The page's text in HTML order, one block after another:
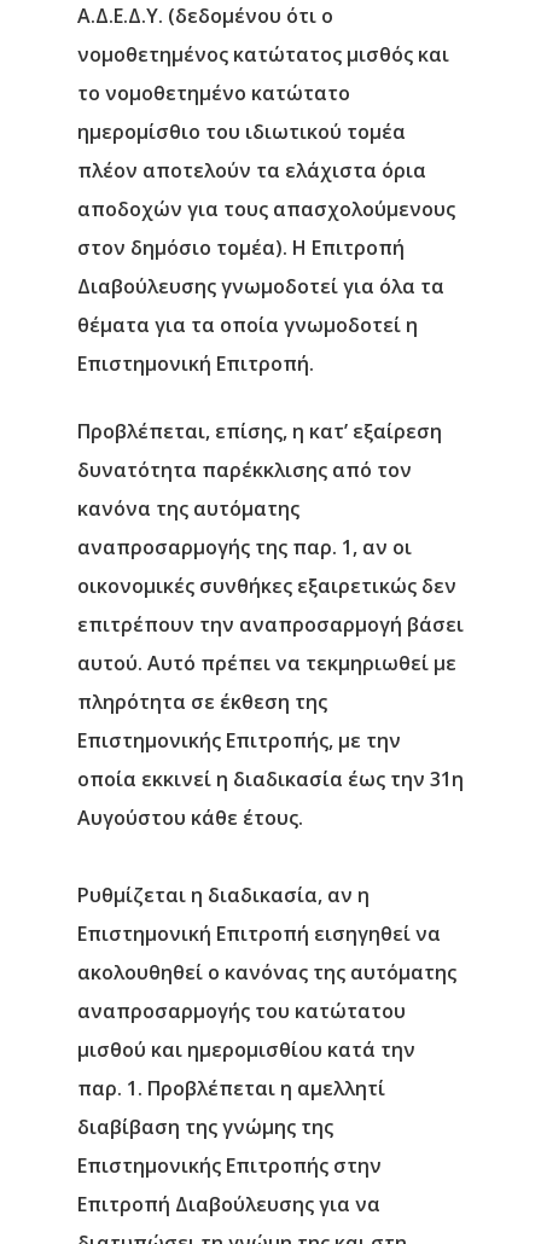
Α.Δ.Ε.Δ.Υ. (δεδομένου ότι ο
νομοθετημένος κατώτατος μισθός και
το νομοθετημένο κατώτατο
ημερομίσθιο του ιδιωτικού τομέα
πλέον αποτελούν τα ελάχιστα όρια
αποδοχών για τους απασχολούμενους
στον δημόσιο τομέα). H Επιτροπή
Διαβούλευσης γνωμοδοτεί για όλα τα
θέματα για τα οποία γνωμοδοτεί η
Επιστημονική Επιτροπή.
Προβλέπεται, επίσης, η κατ’ εξαίρεση
δυνατότητα παρέκκλισης από τον
κανόνα της αυτόματης
αναπροσαρμογής της παρ. 1, αν οι
οικονομικές συνθήκες εξαιρετικώς δεν
επιτρέπουν την αναπροσαρμογή βάσει
αυτού. Αυτό πρέπει να τεκμηριωθεί με
πληρότητα σε έκθεση της
Επιστημονικής Επιτροπής, με την
οποία εκκινεί η διαδικασία έως την 31η
Αυγούστου κάθε έτους.
Ρυθμίζεται η διαδικασία, αν η
Επιστημονική Επιτροπή εισηγηθεί να
ακολουθηθεί ο κανόνας της αυτόματης
αναπροσαρμογής του κατώτατου
μισθού και ημερομισθίου κατά την
παρ. 1. Προβλέπεται η αμελλητί
διαβίβαση της γνώμης της
Επιστημονικής Επιτροπής στην
Επιτροπή Διαβούλευσης για να
Αρχική
Υπηρεσίες
Νέα